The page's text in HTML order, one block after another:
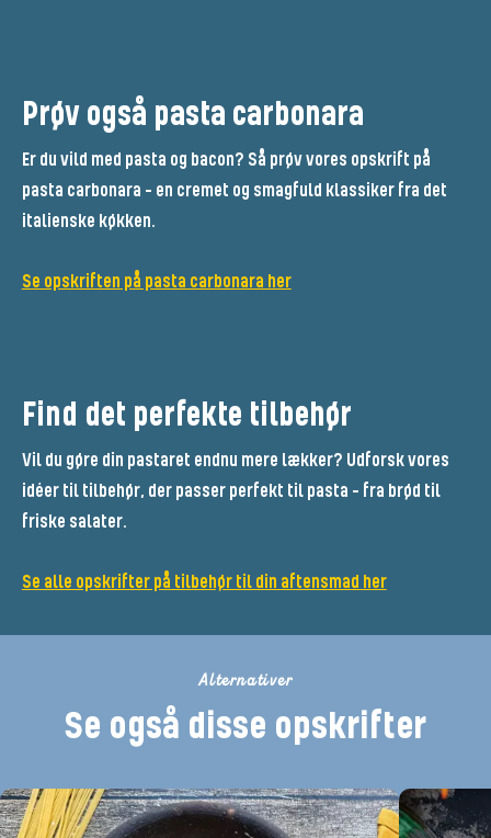
Prøv også pasta carbonara
Er du vild med pasta og bacon? Så prøv vores opskrift på
pasta carbonara – en cremet og smagfuld klassiker fra det
italienske køkken.
Se opskriften på pasta carbonara her
Find det perfekte tilbehør
Vil du gøre din pastaret endnu mere lækker? Udforsk vores
idéer til tilbehør, der passer perfekt til pasta – fra brød til
friske salater.
Se alle opskrifter på tilbehør til din aftensmad her
Alternativer
Se også disse opskrifter